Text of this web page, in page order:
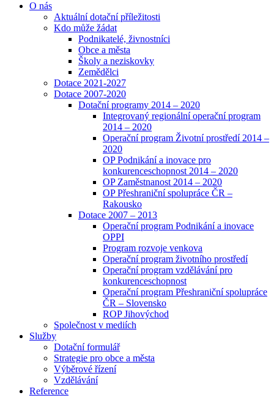
O nás
Aktuální dotační příležitosti
Kdo může žádat
Podnikatelé, živnostníci
Obce a města
Školy a neziskovky
Zemědělci
Dotace 2021-2027
Dotace 2007-2020
Dotační programy 2014 – 2020
Integrovaný regionální operační program
2014 – 2020
Operační program Životní prostředí 2014 –
2020
OP Podnikání a inovace pro
konkurenceschopnost 2014 – 2020
OP Zaměstnanost 2014 – 2020
OP Přeshraniční spolupráce ČR –
Rakousko
Dotace 2007 – 2013
Operační program Podnikání a inovace
OPPI
Program rozvoje venkova
Operační program životního prostředí
Operační program vzdělávání pro
konkurenceschopnost
Operační program Přeshraniční spolupráce
ČR – Slovensko
ROP Jihovýchod
Společnost v mediích
Služby
Dotační formulář
Strategie pro obce a města
Výběrové řízení
Vzdělávání
Reference